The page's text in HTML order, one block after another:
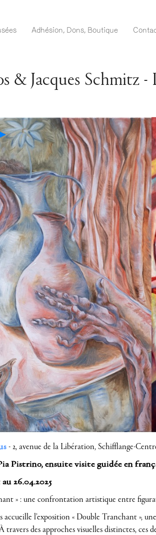
contenu
Adhésion, Dons, Boutique
& Jacques Schmitz
- 2, avenue de la Libération, Schifflange-
Pistrino, ensuite visite guidée en
26.04.2025
» : une confrontation artistique entre
accueille l’exposition « Double Tranchant »,
des approches visuelles distinctes, ces